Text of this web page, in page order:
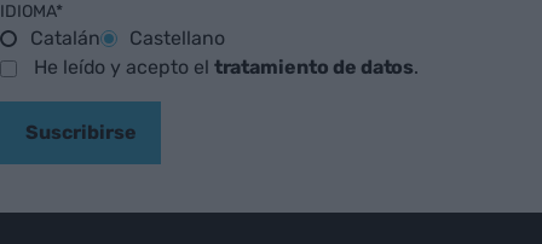
IDIOMA*
Catalán
Castellano
He leído y acepto el tratamiento de datos.
Suscribirse